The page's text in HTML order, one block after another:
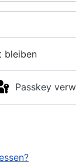
bleiben
Passkey